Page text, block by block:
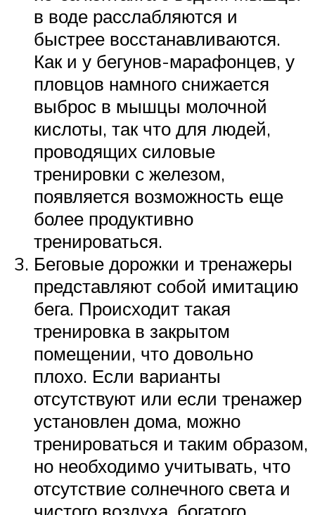
в воде расслабляются и
быстрее восстанавливаются.
Как и у бегунов-марафонцев, у
пловцов намного снижается
выброс в мышцы молочной
кислоты, так что для людей,
проводящих силовые
тренировки с железом,
появляется возможность еще
более продуктивно
тренироваться.
Беговые дорожки и тренажеры
представляют собой имитацию
бега. Происходит такая
тренировка в закрытом
помещении, что довольно
плохо. Если варианты
отсутствуют или если тренажер
установлен дома, можно
тренироваться и таким образом,
но необходимо учитывать, что
отсутствие солнечного света и